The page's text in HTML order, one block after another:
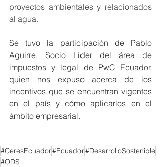
proyectos ambientales y relacionados
al agua.
Se tuvo la participación de Pablo
Aguirre, Socio Líder del área de
impuestos y legal de PwC Ecuador,
quien nos expuso acerca de los
incentivos que se encuentran vigentes
en el país y cómo aplicarlos en el
ámbito empresarial.
#CeresEcuador#Ecuador#DesarrolloSostenible
#ODS